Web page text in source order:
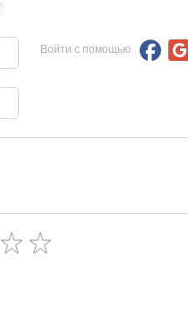
Войти с помощью